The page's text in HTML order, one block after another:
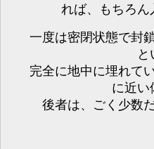
れば、もちろん
一度は密閉状態で封
と
完全に地中に埋れて
に近い
後者は、ごく少数